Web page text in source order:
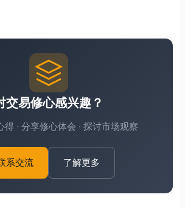
交易修心感兴趣？
得 · 分享修心体会 · 探讨市场观察
系交流 了解更多